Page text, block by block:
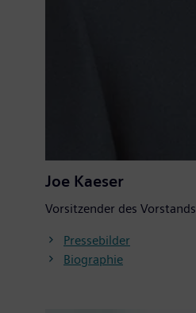
Joe Kaeser
Vorsitzender des Vorstands
Pressebilder
Biographie